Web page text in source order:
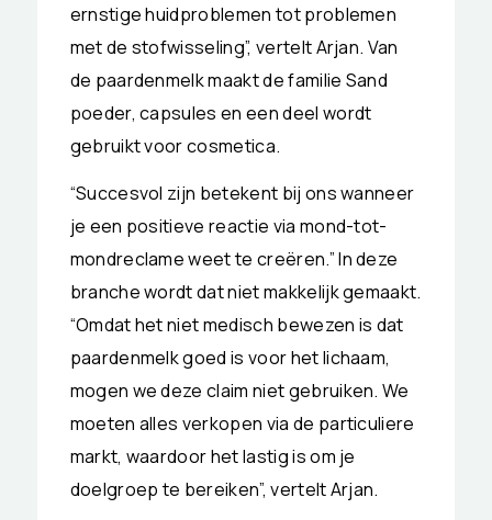
ernstige huidproblemen tot problemen
met de stofwisseling”, vertelt Arjan. Van
de paardenmelk maakt de familie Sand
poeder, capsules en een deel wordt
gebruikt voor cosmetica.
“Succesvol zijn betekent bij ons wanneer
je een positieve reactie via mond-tot-
mondreclame weet te creëren.” In deze
branche wordt dat niet makkelijk gemaakt.
“Omdat het niet medisch bewezen is dat
paardenmelk goed is voor het lichaam,
mogen we deze claim niet gebruiken. We
moeten alles verkopen via de particuliere
markt, waardoor het lastig is om je
doelgroep te bereiken”, vertelt Arjan.